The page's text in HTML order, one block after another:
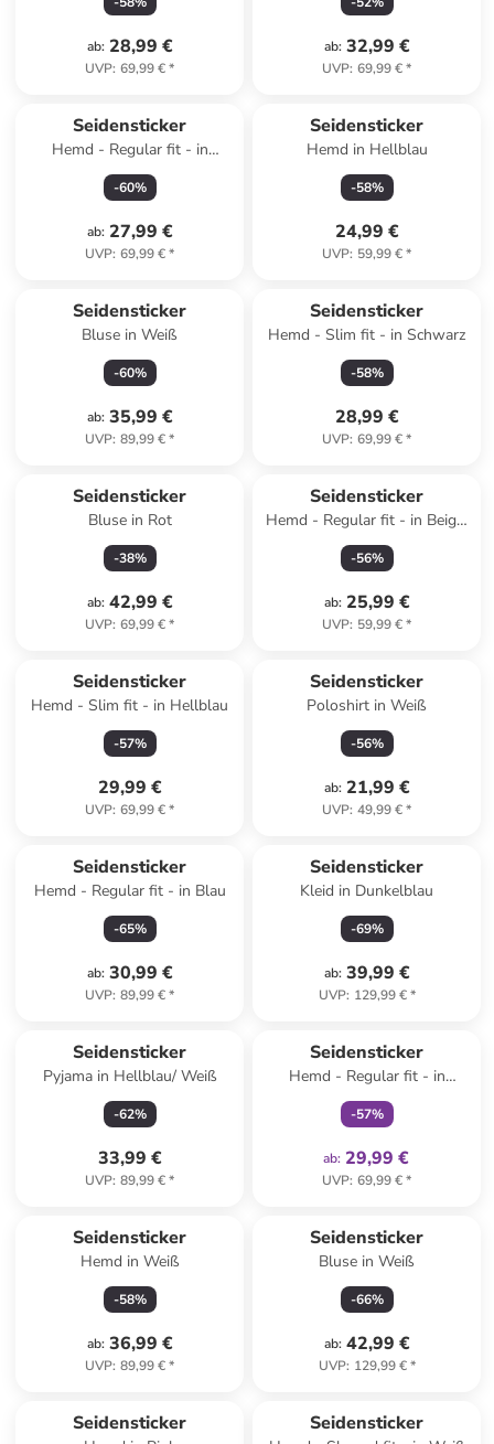
ab: 28,99 €
UVP: 69,99 €*
ab: 32,99 €
UVP: 69,99 €*
Seidensticker
Hemd - Regular fit - in
Dunkelblau
-60%
ab: 27,99 €
UVP: 69,99 €*
Seidensticker
Hemd in Hellblau
-58%
24,99 €
UVP: 59,99 €*
Seidensticker
Bluse in Weiß
-60%
ab: 35,99 €
UVP: 89,99 €*
Seidensticker
Hemd - Slim fit - in Schwarz
-58%
28,99 €
UVP: 69,99 €*
Seidensticker
Bluse in Rot
-38%
ab: 42,99 €
UVP: 69,99 €*
Seidensticker
Hemd - Regular fit - in Beige/
Blau/ Weiß
-56%
ab: 25,99 €
UVP: 59,99 €*
Seidensticker
Hemd - Slim fit - in Hellblau
-57%
29,99 €
UVP: 69,99 €*
Seidensticker
Poloshirt in Weiß
-56%
ab: 21,99 €
UVP: 49,99 €*
Seidensticker
Hemd - Regular fit - in Blau
-65%
ab: 30,99 €
UVP: 89,99 €*
Seidensticker
Kleid in Dunkelblau
-69%
ab: 39,99 €
UVP: 129,99 €*
Seidensticker
Pyjama in Hellblau/ Weiß
-62%
33,99 €
UVP: 89,99 €*
Seidensticker
Hemd - Regular fit - in
Hellblau
-57%
ab: 29,99 €
UVP: 69,99 €*
Seidensticker
Hemd in Weiß
-58%
ab: 36,99 €
UVP: 89,99 €*
Seidensticker
Bluse in Weiß
-66%
ab: 42,99 €
UVP: 129,99 €*
Seidensticker Seidensticker